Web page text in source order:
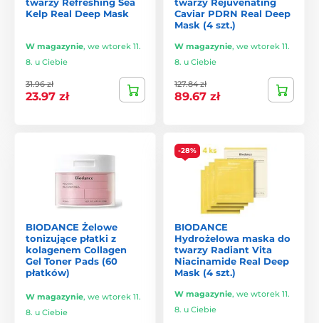
Kelp Real Deep Mask
W magazynie, we wtorek 11.
8. u Ciebie
31.96 zł
23.97 zł
Caviar PDRN Real Deep
Mask (4 szt.)
W magazynie, we wtorek 11.
8. u Ciebie
127.84 zł
89.67 zł
BIODANCE Żelowe
tonizujące płatki z
kolagenem Collagen
Gel Toner Pads (60
płatków)
W magazynie, we wtorek 11.
8. u Ciebie
-28%
BIODANCE
Hydrożelowa maska do
twarzy Radiant Vita
Niacinamide Real Deep
Mask (4 szt.)
W magazynie, we wtorek 11.
8. u Ciebie